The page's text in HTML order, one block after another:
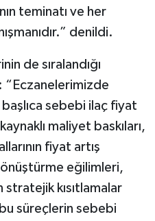
teminatı ve her
denildi.
de sıralandığı
“Eczanelerimizde
başlıca sebebi ilaç fiyat
maliyet baskıları,
fiyat artış
eğilimleri,
kısıtlamalar
bu süreçlerin sebebi